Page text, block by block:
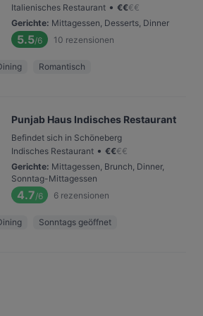
Italienisches Restaurant • €€€€
Gerichte: Mittagessen, Desserts, Dinner
5.5/6 10 rezensionen
Romantisch
Punjab Haus Indisches Restaurant
Befindet sich in Schöneberg
Indisches Restaurant • €€€€
Gerichte: Mittagessen, Brunch, Dinner,
Sonntag-Mittagessen
4.7/6 6 rezensionen
Sonntags geöffnet